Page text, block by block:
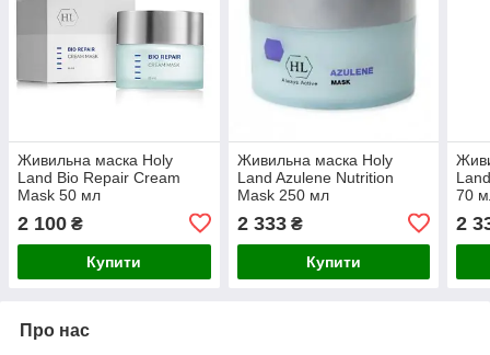
Живильна маска Holy
Land Bio Repair Cream
Mask 50 мл
2 100 ₴
Купити
Живильна маска Holy
Land Azulene Nutrition
Mask 250 мл
2 333₴
Купити
70
2
Про нас